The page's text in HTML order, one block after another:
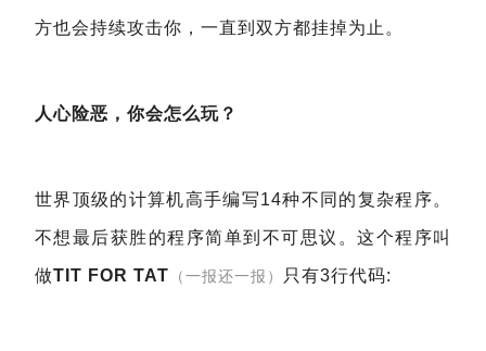
方也会持续攻击你，一直到双方都挂掉为止。
人心险恶，你会怎么玩？
世界顶级的计算机高手编写14种不同的复杂程序。
不想最后获胜的程序简单到不可思议。这个程序叫
做TIT FOR TAT （一报还一报） 只有3行代码: